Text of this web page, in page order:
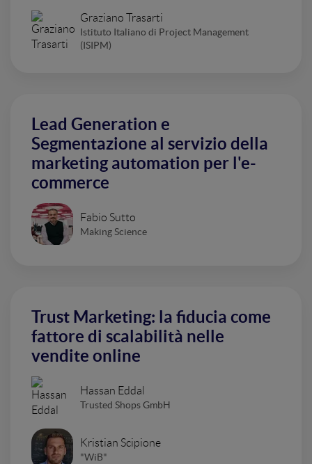
Graziano Trasarti
Istituto Italiano di Project Management
(ISIPM)
Lead Generation e
Segmentazione al servizio della
marketing automation per l'e-
commerce
Fabio Sutto
Making Science
Trust Marketing: la fiducia come
fattore di scalabilità nelle
vendite online
Hassan Eddal
Trusted Shops GmbH
Kristian Scipione
"WiB"